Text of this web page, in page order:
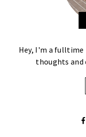
Hey, I'm a
thoughts and